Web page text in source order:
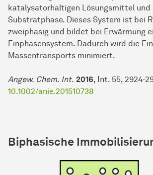
katalysatorhaltigen Lösungsmittel und
Substratphase. Dieses System ist bei
zweiphasig und bildet bei Erwärmung
Einphasensystem. Dadurch wird die
Massentransports minimiert.
Angew. Chem. Int. 2016, Int. 55, 2924-
10.1002/anie.201510738
Biphasische